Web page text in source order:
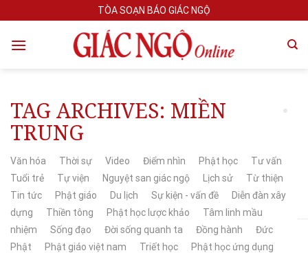
to
content
TÒA SOẠN BÁO GIÁC NGỘ
TAG ARCHIVES: MIỀN
TRUNG
Văn hóa Thời sự Video Điểm nhìn Phật học
Tư vấn
Tuổi trẻ
Tự viện Nguyệt san giác ngộ Lịch sử
Từ thiện
Tin tức
Phật giáo Du lịch Sự kiện - vấn đề
Diễn đàn xây
dựng
Thiền tông Phật học lược khảo
Tâm linh mầu
nhiệm
Sống đạo Đời sống quanh ta Đồng hành
Đức
Phật
Phật giáo việt nam Triết học Phật học ứng dụng